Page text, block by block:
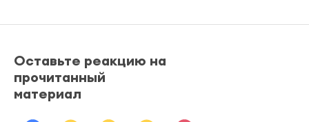
Оставьте реакцию на
прочитанный
материал